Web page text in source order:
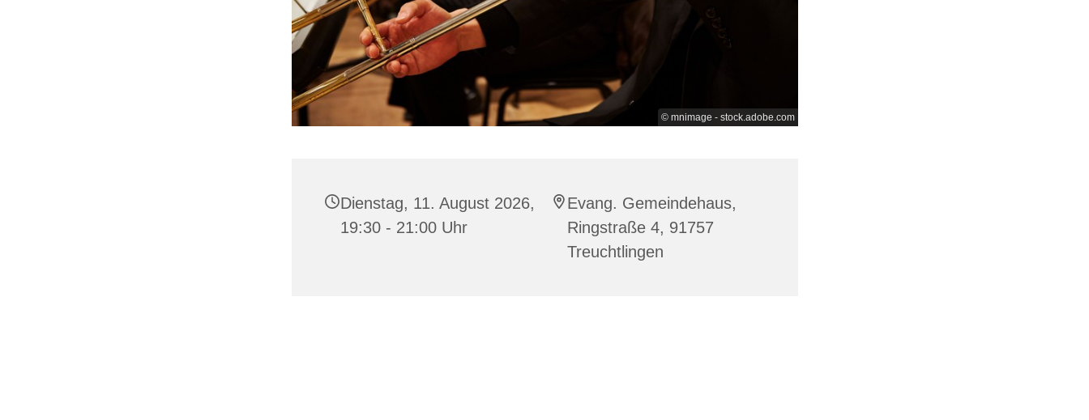
© mnimage - stock.adobe.com
Dienstag, 11. August 2026,
19:30 - 21:00 Uhr
Evang. Gemeindehaus,
Ringstraße 4, 91757
Treuchtlingen